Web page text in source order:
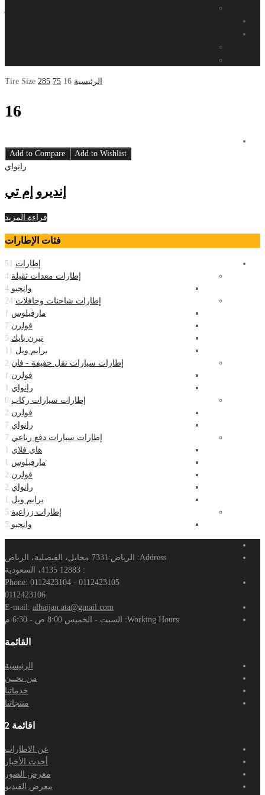
الرئيسية Tire Size 285 75 16
16
Add to Wishlist
Add to Compare
رانواي
إنديرو إم تي
قراءة المزيد
فئات الإطارات
إطارات 51
إطارات معدات ثقيلة 4
وانجيو 4
إطارات شاحنات وحافلات 24
مارفيلوس 1
فولرن 7
تيرن بايك 5
برايم ويل 11
إطارات سيارات نقل خفيفة - فان 2
فولرن 1
رانواي 1
إطارات سيارات ركاب 9
فولرن 2
رانواي 7
إطارات سيارات دفع رباعي 7
هاي فلاي 1
مارفيلوس 1
فولرن 2
رانواي 2
برايم ويل 1
إطارات زراعية 5
وانجيو 5
Address:
الرياض:7331 محايل، الفيصلية، الرياض
: 12883 4135، السعودية
Phone: 0112423104 - 0112423105
0112423106
E-mail: albaijan.ata@gmail.com
Working Hours:
السبت - الخميس 8:00 ص - 6:30 م
القائمة
الرئيسية
من نحــن
خدماتنا
منتجاتنا
اقائمة 2
عن الاطارات
أحدث الأخبار
معرض الصور
معرض الفيديو